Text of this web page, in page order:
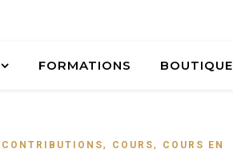
FORMATIONS BOUTIQUE
CONTRIBUTIONS, COURS,
COURS EN